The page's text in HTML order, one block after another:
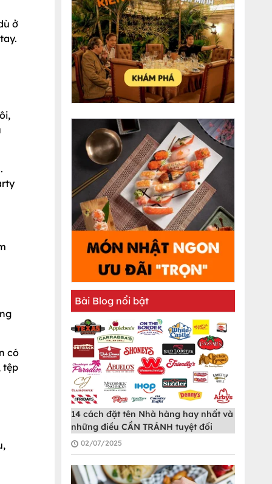
ở
có
tệp
Bài Blog nổi bật
14 cách đặt tên Nhà hàng hay nhất và
những điều CẦN TRÁNH tuyệt đối
02/07/2025